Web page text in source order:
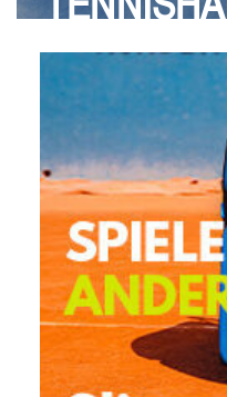
Siegerehrung Herren
Henkel und
Parallel wurden die 9.
und Spieler der
Damenfeld, das mit sieben
wurde Hilda Spindler
Josef John (TC Weimar
somit den 1. Platz. Dritter
Weimar 1912) mit einem
Die ersten drei
Nachmittag:Gemischt:
1. Gustav Dittrich (Erfurter TC
2. Luka Kovanovic (SV TuR
3. Thore Klingstein (TC
Jüngstenturnier findet am 22.
TC Weimar 1912 statt.